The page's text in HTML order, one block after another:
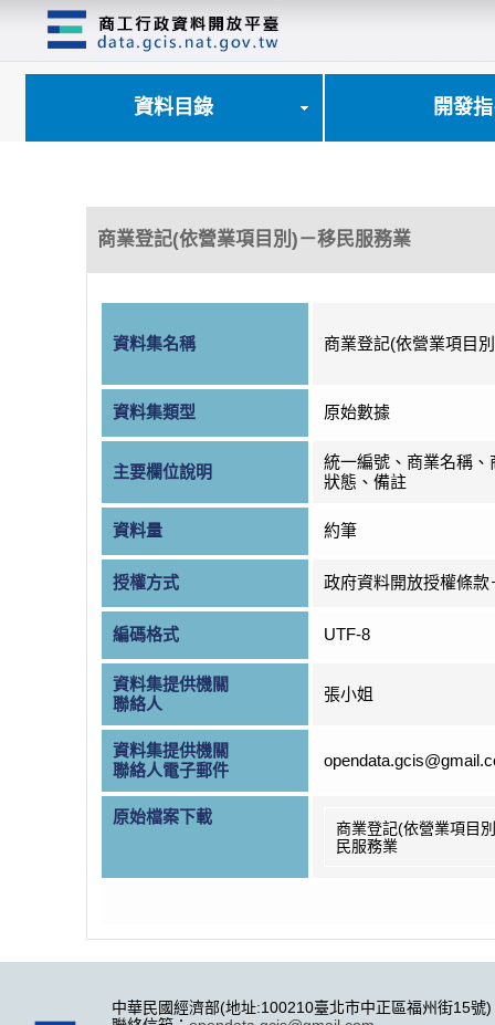
資料目錄 開發
商業登記(依營業項目別)－移民服務業
資料集名稱 商業登記(依營業項目
資料集類型 原始數據
主要欄位說明
統一編號、商業名稱、
狀態、備註
資料量 約筆
授權方式 政府資料開放授權條款
編碼格式 UTF-8
資料集提供機關
聯絡人
張小姐
資料集提供機關
聯絡人電子郵件
原始檔案下載
商業登記(依營業項目
民服務業
中華民國經濟部(地址:100210臺北市中正區福州街15號)